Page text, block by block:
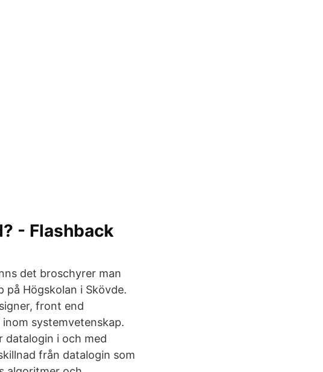
- Flashback
det broschyrer man
på Högskolan i Skövde.
front end
systemvetenskap.
datalogin i och med
från datalogin som